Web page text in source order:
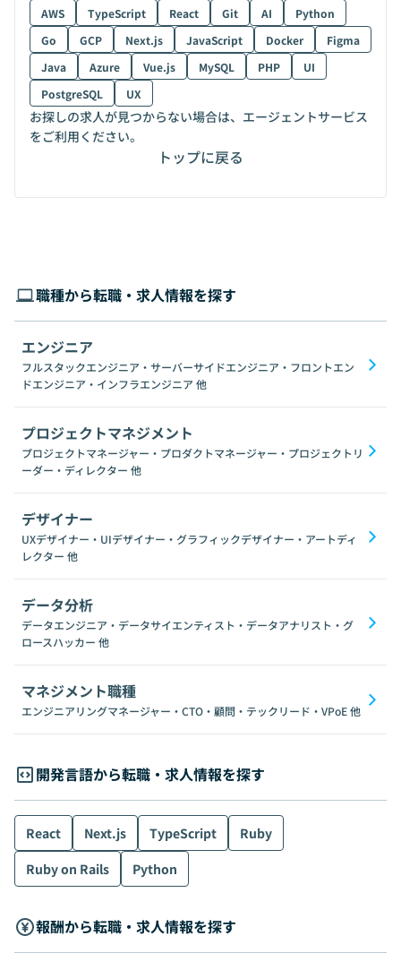
AWS TypeScript React Git AI
Python
Go
GCP Next.js JavaScript Docker
Figma
Java
Azure Vue.js MySQL PHP
UI
PostgreSQL
UX
お探しの求人が見つからない場合は、エージェントサービス
をご利用ください。
トップに戻る
職種から転職・求人情報を探す
エンジニア
フルスタックエンジニア・サーバーサイドエンジニア・フロントエン
ドエンジニア・インフラエンジニア 他
プロジェクトマネジメント
プロジェクトマネージャー・プロダクトマネージャー・プロジェクトリ
ーダー・ディレクター 他
デザイナー
UXデザイナー・UIデザイナー・グラフィックデザイナー・アートディ
レクター 他
データ分析
データエンジニア・データサイエンティスト・データアナリスト・グ
ロースハッカー 他
マネジメント職種
エンジニアリングマネージャー・CTO・顧問・テックリード・VPoE他
開発言語から転職・求人情報を探す
React Next.js TypeScript
Ruby
Ruby on Rails
Python
報酬から転職・求人情報を探す